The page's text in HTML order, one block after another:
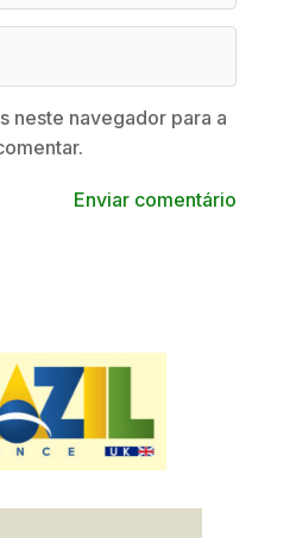
neste navegador para a
Enviar comentário